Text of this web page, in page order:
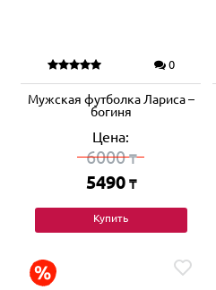
0
Мужская футболка Лариса –
богиня
Цена:
6000₸
5490 ₸
Купить